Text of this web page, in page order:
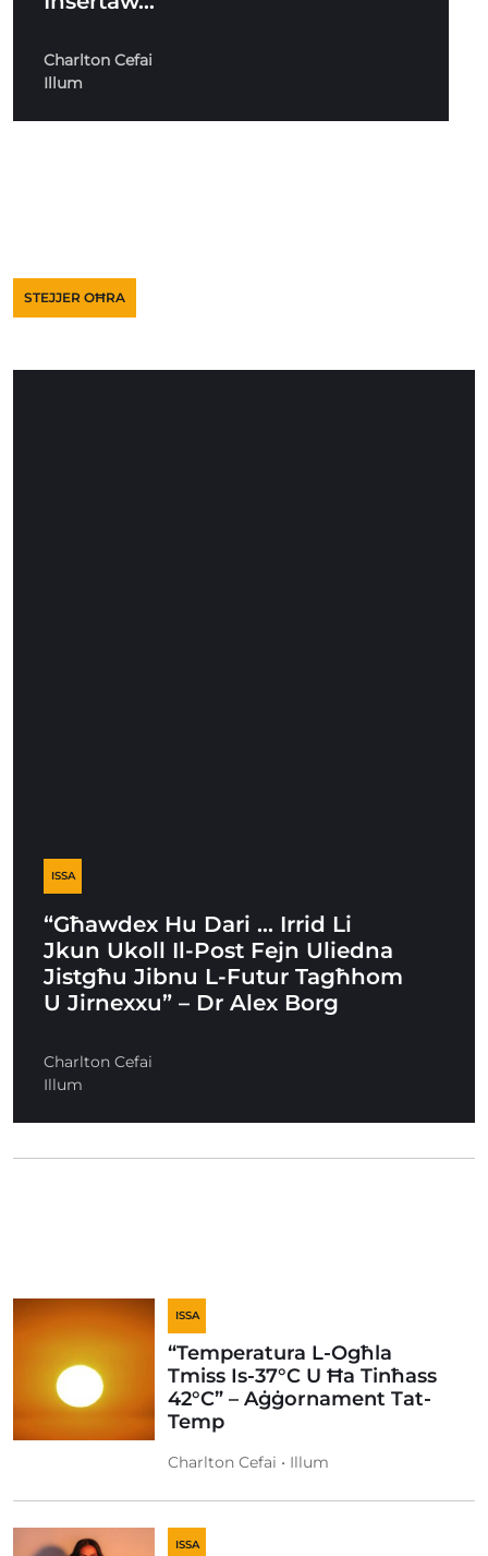
Charlton Cefai
Illum
STEJJER OĦRA
ISSA
“Għawdex Hu Dari … Irrid Li
Jkun Ukoll Il-Post Fejn Uliedna
Jistgħu Jibnu L-Futur Tagħhom
U Jirnexxu” – Dr Alex Borg
Charlton Cefai
Illum
ISSA
“Temperatura L-Ogħla
Tmiss Is-37°C U Ħa Tinħass
42°C” – Aġġornament Tat-
Temp
Charlton Cefai • Illum
ISSA